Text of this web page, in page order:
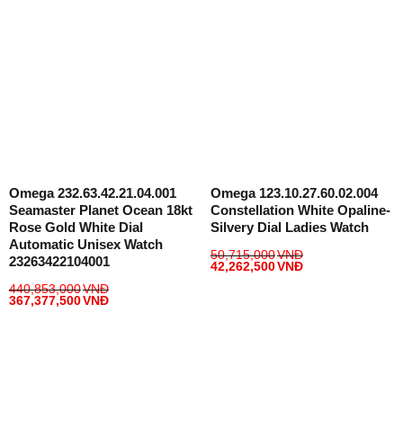
Omega 232.63.42.21.04.001
Seamaster Planet Ocean 18kt
Rose Gold White Dial
Automatic Unisex Watch
23263422104001
440,853,000VNĐ
367,377,500VNĐ
Omega 123.10.27.60.02.004
Constellation White Opaline-
Silvery Dial Ladies Watch
50,715,000VNĐ
42,262,500VNĐ